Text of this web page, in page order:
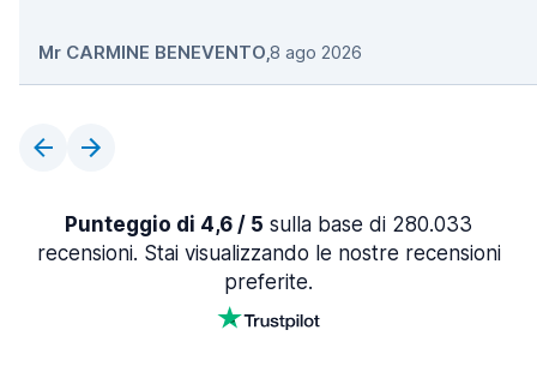
Mr CARMINE BENEVENTO,8 ago 2026
Punteggio di 4,6 / 5 sulla base di 280.033
recensioni. Stai visualizzando le nostre recensioni
preferite.